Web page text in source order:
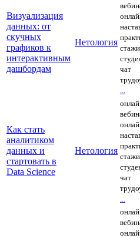
Визуализация
данных: от
скучных
графиков к
интерактивным
дашбордам
Нетология
чат
Как стать
аналитиком
данных и
стартовать в
Data Science
Нетология
чат